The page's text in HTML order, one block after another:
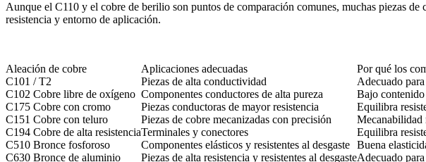
Aunque el C110 y el cobre de berilio son puntos de comparación comunes, muchas piezas
resistencia y entorno de aplicación.
Aleación de cobre Aplicaciones adecuadas
Por qué los
C101 / T2
Piezas de alta conductividad
Adecuado
C102 Cobre libre de oxígeno Componentes conductores de alta pureza
Bajo
C175 Cobre con cromo
Piezas conductoras de mayor resistencia
Equilibra
C151 Cobre con teluro
Piezas de cobre mecanizadas con precisión
Mecanabilidad
C194 Cobre de alta resistenciaTerminales y conectores
Equilibra
C510 Bronce fosforoso
Componentes elásticos y resistentes al desgaste Buena
C630 Bronce de aluminio
Piezas de alta resistencia y resistentes al desgasteAdecuado